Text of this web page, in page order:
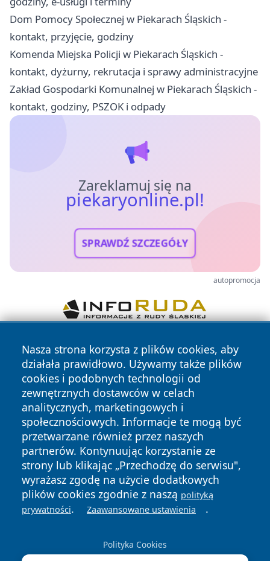
Dom Pomocy Społecznej w Piekarach Śląskich -
kontakt, przyjęcie, godziny
Komenda Miejska Policji w Piekarach Śląskich -
kontakt, dyżurny, rekrutacja i sprawy administracyjne
Zakład Gospodarki Komunalnej w Piekarach Śląskich -
kontakt, godziny, PSZOK i odpady
Zareklamuj się na
piekaryonline.pl!
SPRAWDŹ SZCZEGÓŁY
autopromocja
Nasza strona korzysta z plików cookies, aby
działała prawidłowo. Używamy także plików
cookies i podobnych technologii od
zewnętrznych dostawców w celach
analitycznych, marketingowych i
społecznościowych. Informacje te mogą być
przetwarzane również przez naszych
partnerów. Kontynuując korzystanie ze
strony lub klikając „Przechodzę do serwisu",
wyrażasz zgodę na użycie dodatkowych
plików cookies zgodnie z naszą polityką
prywatności. Zaawansowane ustawienia .
Polityka Cookies
Copyright © 2026 piekaryonline.pl Wszystkie prawa
zastrzeżone.
News Autorzy
Polityka
Prywatności
Polityka
Cookies